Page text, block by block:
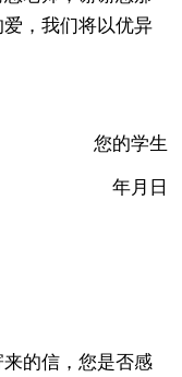
，我们将以优异
您的学生
年月日
的信，您是否感